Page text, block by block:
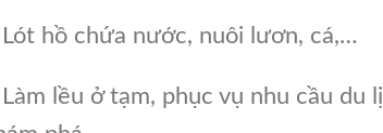
hồ chứa nước, nuôi lươn, cá,…
lều ở tạm, phục vụ nhu cầu